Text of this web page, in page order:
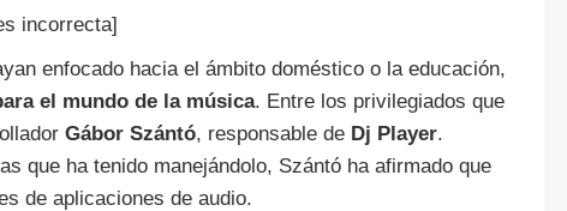
incorrecta]
enfocado hacia el ámbito doméstico o la educación,
el mundo de la música. Entre los privilegiados que
Gábor Szántó, responsable de Dj Player.
que ha tenido manejándolo, Szántó ha afirmado que
de aplicaciones de audio.